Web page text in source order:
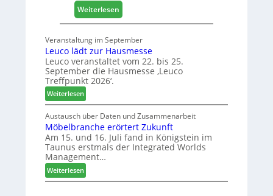
z
2
2
8
Weiterlesen
4
J
a
h
C
M
D
e
s
Veranstaltung im September
Leuco lädt zur Hausmesse
Leuco veranstaltet vom 22. bis 25.
September die Hausmesse ‚Leuco
Treffpunkt 2026‘.
Weiterlesen:
L
e
u
c
o
l
ä
d
Austausch über Daten und Zusammenarbeit
Möbelbranche erörtert Zukunft
Am 15. und 16. Juli fand in Königstein im
Taunus erstmals der Integrated Worlds
Management…
Weiterlesen:
M